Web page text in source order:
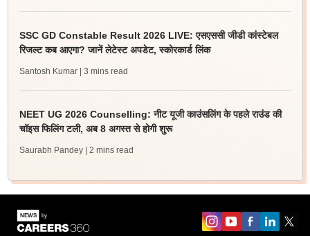
SSC GD Constable Result 2026 LIVE: एसएससी जीडी कांस्टेबल
रिजल्ट कब आएगा? जानें लेटेस्ट अपडेट, स्कोरकार्ड लिंक
Santosh Kumar | 3 mins read
NEET UG 2026 Counselling: नीट यूजी काउंसलिंग के पहले राउंड की
चॉइस फिलिंग टली, अब 8 अगस्त से होगी शुरू
Saurabh Pandey | 2 mins read